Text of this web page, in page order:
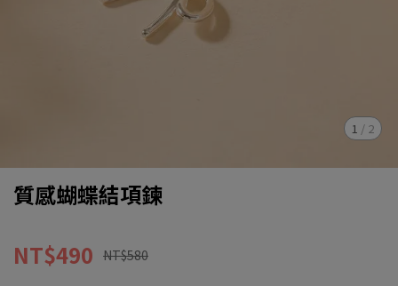
1 / 2
質感蝴蝶結項鍊
NT$490 NT$580